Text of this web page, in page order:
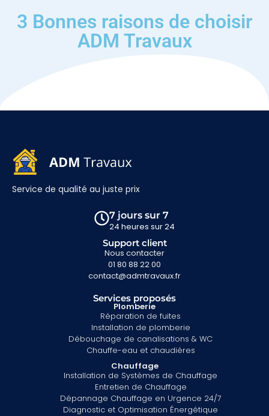
3 Bonnes raisons de choisir
ADM Travaux
Service de qualité au juste prix
7 jours sur 7
24 heures sur 24
Support client
Nous contacter
01 80 88 22 00
contact@admtravaux.fr
Services proposés
Plomberie
Réparation de fuites
Installation de plomberie
Débouchage de canalisations & WC
Chauffe-eau et chaudières
Chauffage
Installation de Systèmes de Chauffage
Entretien de Chauffage
Dépannage Chauffage en Urgence 24/7
Diagnostic et Optimisation Énergétique